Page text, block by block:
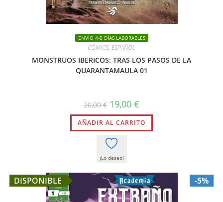
ENVÍO 4-5 DÍAS LABORABLES
CÓMICS, ESPAÑOL
MONSTRUOS IBERICOS: TRAS LOS PASOS DE LA
QUARANTAMAULA 01
20,00€ El
precio
original
era:
20,00 €.
19,00 €
actual
es:
19,00 €.
AÑADIR AL CARRITO
¡Lo deseo!
DISPONIBLE -5%